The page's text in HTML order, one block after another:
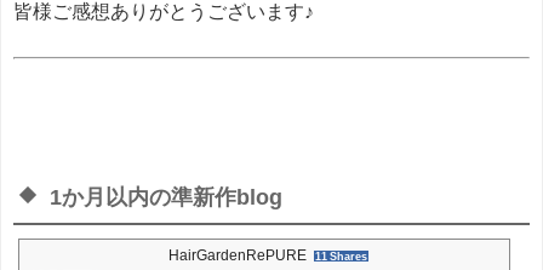
皆様ご感想ありがとうございます♪
1か月以内の準新作blog
HairGardenRePURE 11 Shares